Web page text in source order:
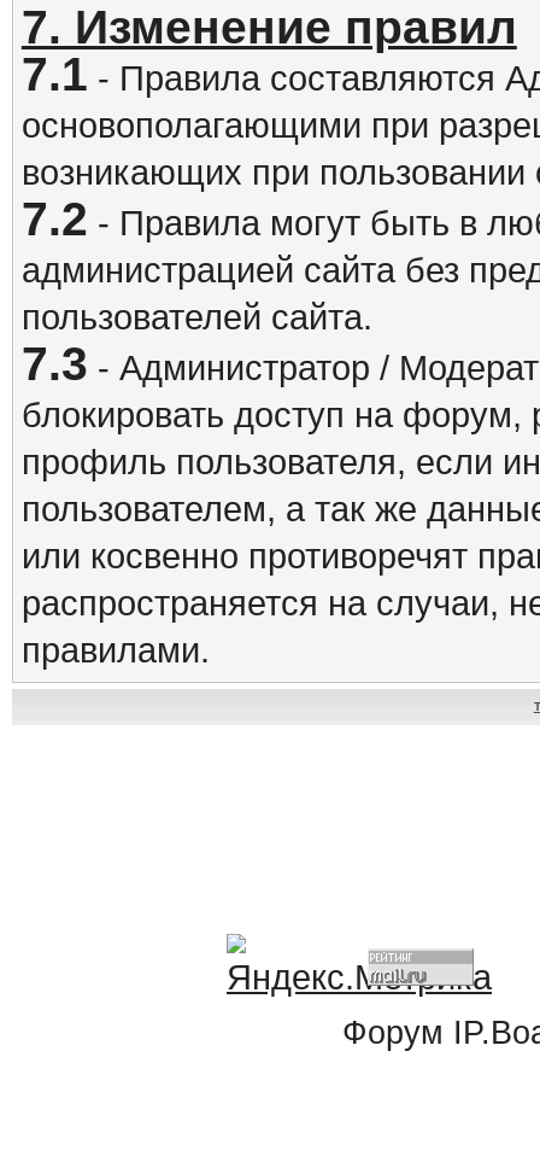
7. Изменение правил
7.1 - Правила составляются
основополагающими при
возникающих при пользовании
7.2 - Правила могут быть в
администрацией сайта без
пользователей сайта.
7.3 - Администратор /
блокировать доступ на форум,
профиль пользователя, если
пользователем, а так же
или косвенно противоречят
распространяется на случаи,
правилами.
Форум